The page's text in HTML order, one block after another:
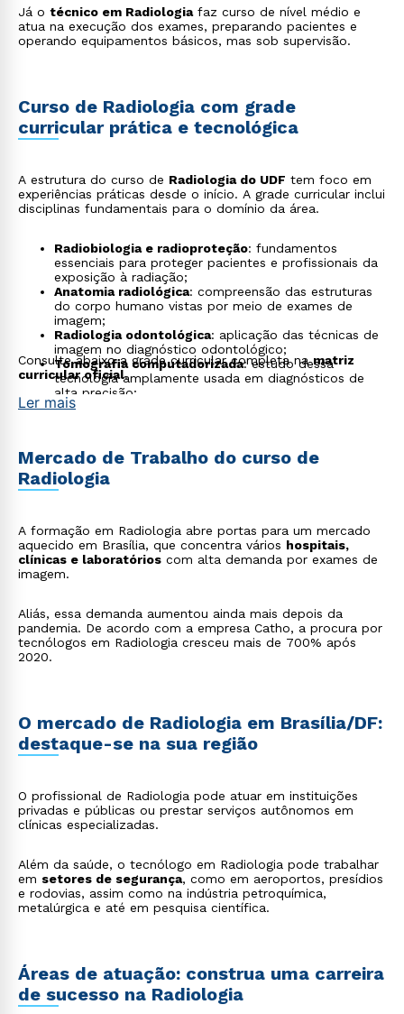
Já o técnico em Radiologiafaz curso de nível médio e
atua na execução dos exames, preparando pacientes e
operando equipamentos básicos, mas sob supervisão.
Curso de Radiologia com grade
curricular prática e tecnológica
A estrutura do curso de Radiologia do UDF tem foco em
experiências práticas desde o início. A grade curricular inclui
disciplinas fundamentais para o domínio da área.
Radiobiologia e radioproteção: fundamentos
essenciais para proteger pacientes e profissionais da
exposição à radiação;
Anatomia radiológica: compreensão das estruturas
do corpo humano vistas por meio de exames de
imagem;
Radiologia odontológica: aplicação das técnicas de
imagem no diagnóstico odontológico;
Tomografia computadorizada: estudo dessa
tecnologia amplamente usada em diagnósticos de
alta precisão;
Ressonância magnética nuclear
Radioterapia e Medicina nuclear
: conhecimento
aplicado ao tratamento oncológico e às técnicas
específicas de imagem funcional.
Consulte abaixo a grade curricular completa namatriz
curricular oficial.
Ler mais
Mercado de Trabalho do curso de
Radiologia
A formação em Radiologia abre portas para um mercado
aquecido em Brasília, que concentra vários hospitais,
clínicas e laboratórios com alta demanda por exames de
imagem.
Aliás, essa demanda aumentou ainda mais depois da
pandemia. De acordo com a empresa Catho, a procura por
tecnólogos em Radiologia cresceu mais de 700% após
2020.
O mercado de Radiologia em Brasília/DF:
destaque-se na sua região
O profissional de Radiologia pode atuar em instituições
privadas e públicas ou prestar serviços autônomos em
clínicas especializadas.
Além da saúde, o tecnólogo em Radiologia pode trabalhar
em setores de segurança, como em aeroportos, presídios
e rodovias, assim como na indústria petroquímica,
metalúrgica e até em pesquisa científica.
Áreas de atuação: construa uma carreira
de sucesso na Radiologia